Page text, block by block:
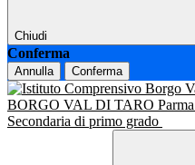
Chiudi
Conferma
Annulla Conferma
BORGO VAL DI TARO Parma
Secondaria di primo grado